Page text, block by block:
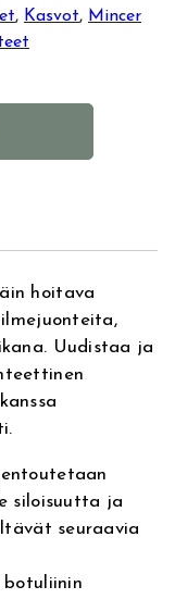
, Kasvot, Mincer
n
t
i
v
hoitava
Uudistaa ja
siloisuutta ja
seuraavia